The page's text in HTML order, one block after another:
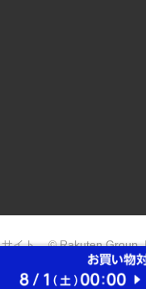
イト © Rakuten Group,